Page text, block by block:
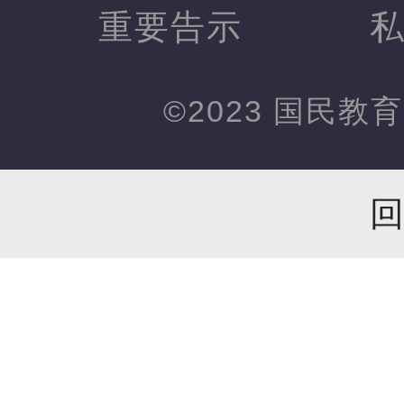
重要告示
©2023 国民教